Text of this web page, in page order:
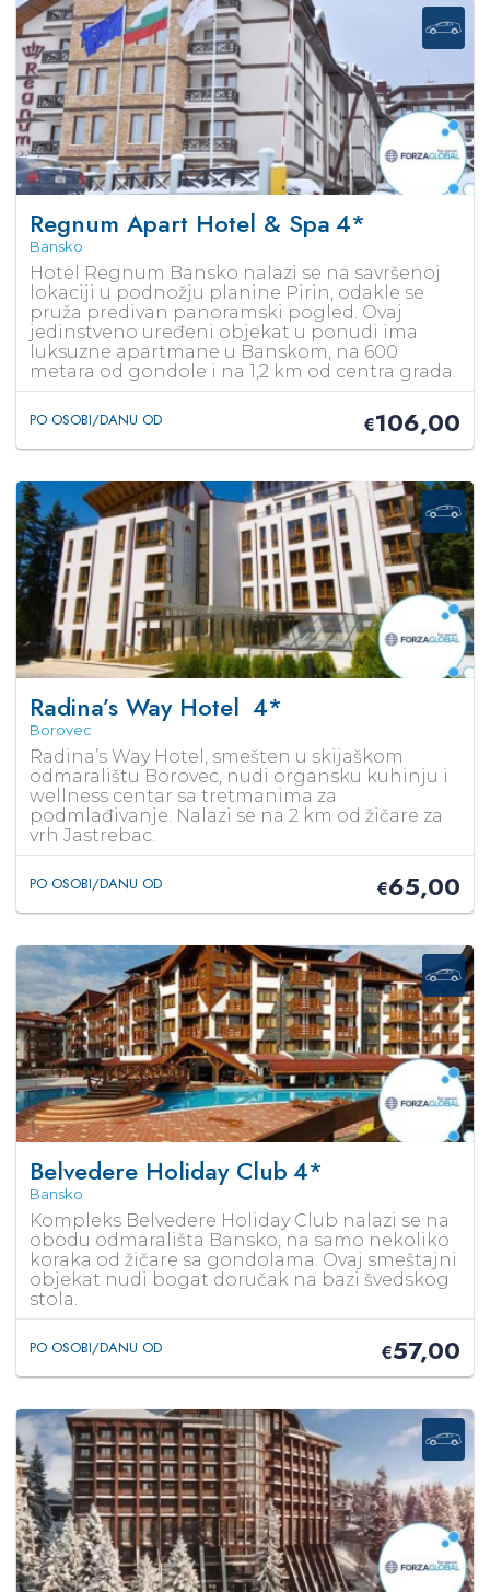
Regnum Apart Hotel & Spa4*
Bansko
Hotel Regnum Bansko nalazi se na savršenoj
lokaciji u podnožju planine Pirin, odakle se
pruža predivan panoramski pogled. Ovaj
jedinstveno uređeni objekat u ponudi ima
luksuzne apartmane u Banskom, na 600
metara od gondole i na 1,2 km od centra grada.
PO OSOBI/DANU OD €106,00
Radina’s Way Hotel 4*
Borovec
Radina’s Way Hotel, smešten u skijaškom
odmaralištu Borovec, nudi organsku kuhinju i
wellness centar sa tretmanima za
podmlađivanje. Nalazi se na 2 km od žičare za
vrh Jastrebac.
PO OSOBI/DANU OD €65,00
Belvedere Holiday Club4*
Bansko
Kompleks Belvedere Holiday Club nalazi se na
obodu odmarališta Bansko, na samo nekoliko
koraka od žičare sa gondolama. Ovaj smeštajni
objekat nudi bogat doručak na bazi švedskog
stola.
PO OSOBI/DANU OD €57,00